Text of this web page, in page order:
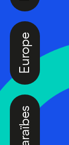
Caraïbes
Europe